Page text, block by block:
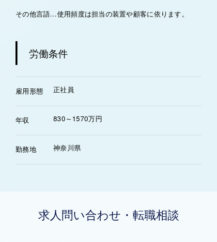
その他言語…使用頻度は担当の装置や顧客に依ります。
労働条件
雇用形態 正社員
年収 830～1570万円
勤務地 神奈川県
求人問い合わせ・転職相談